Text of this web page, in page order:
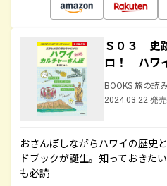
Ｓ０３ 史
ロ！ ハワ
BOOKS 旅の読
2024.03.22 発売
おさんぽしながらハワイの歴史
ドブックが誕生。知っておきた
も必読